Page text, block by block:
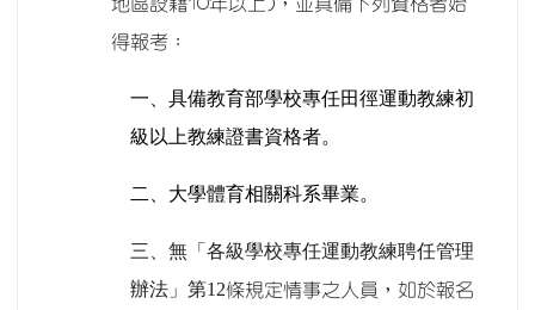
得報考：
一、具備教育部學校專任田徑運動教練初
級以上教練證書資格者。
二、大學體育相關科系畢業。
三、無「各級學校專任運動教練聘任管理
辦法」第12條規定情事之人員，如於報名